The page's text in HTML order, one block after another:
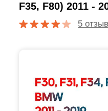
F35, F80) 2011 -
5